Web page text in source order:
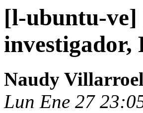
[l-ubuntu-ve]
investigador,
Naudy
Lun Ene 27